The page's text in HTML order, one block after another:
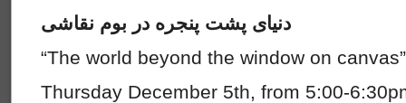
دنیای پشت پنجره در بوم نقاشی
“The world beyond the window on
Thursday December 5th, from 5:00-